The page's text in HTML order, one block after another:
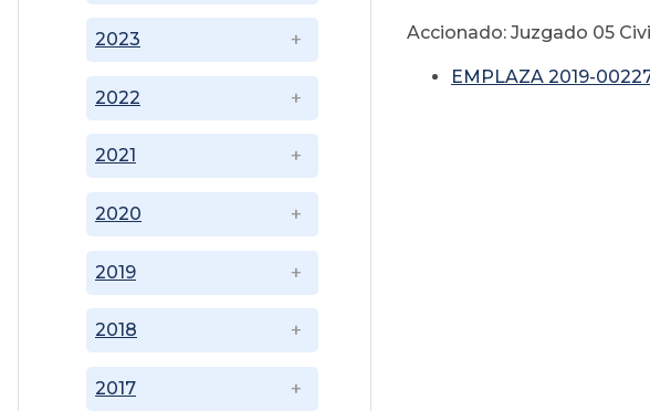
2017
2018
2019
2020
2021
2022
2023 Accionado: Juzgado 05
EMPLAZA 2019-